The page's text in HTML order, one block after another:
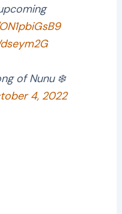
of Nunu ❄️
4, 2022